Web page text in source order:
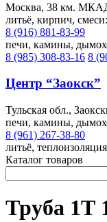
Москва, 38 км.
литьё, кирпич, смеси:
8 (916) 881-83-99
печи, камины,
8 (985) 308-83-16 8
Центр “Заокск”
Тульская обл.,
печи, камины,
8 (961) 267-38-80
литьё, теплоизоляция
Каталог товаров
Труба 1Т